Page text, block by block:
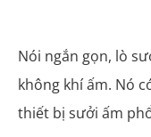
Nói ngắn gọn, lò
không khí ấm. Nó
thiết bị sưởi ấm